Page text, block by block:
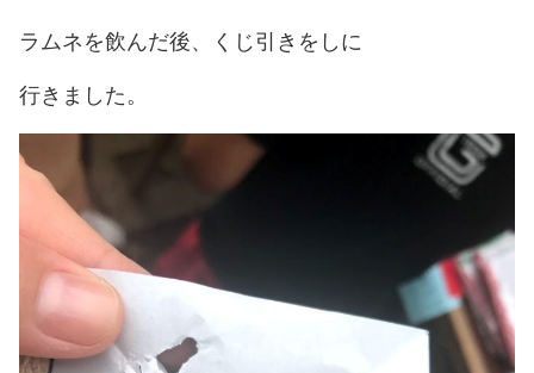
ラムネを飲んだ後、くじ引きをしに
行きました。